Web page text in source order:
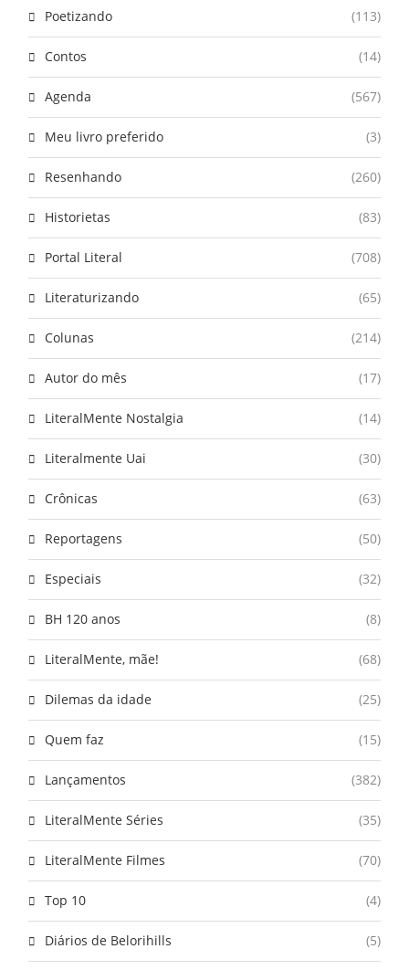
Poetizando (113)
Contos (14)
Agenda (567)
Meu livro preferido (3)
Resenhando (260)
Historietas (83)
Portal Literal (708)
Literaturizando (65)
Colunas (214)
Autor do mês (17)
LiteralMente Nostalgia (14)
Literalmente Uai (30)
Crônicas (63)
Reportagens (50)
Especiais (32)
BH 120 anos (8)
LiteralMente, mãe! (68)
Dilemas da idade (25)
Quem faz (15)
Lançamentos (382)
LiteralMente Séries (35)
LiteralMente Filmes (70)
Top 10 (4)
Diários de Belorihills (5)